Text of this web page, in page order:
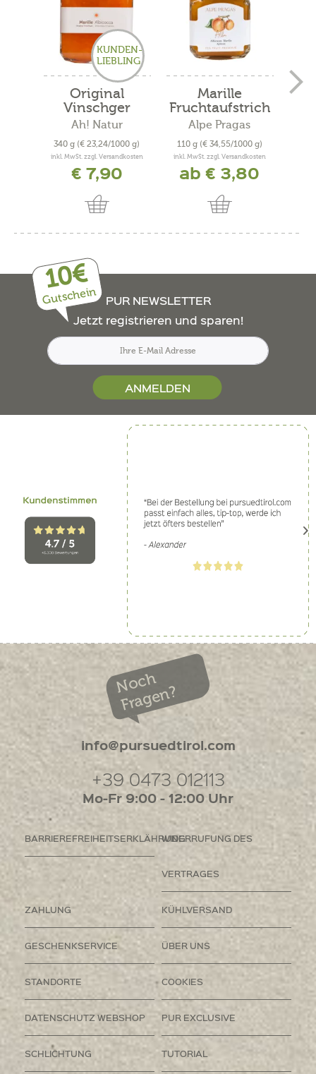
KUNDEN-
LIEBLING
Original
Vinschger
Marille...
Ah! Natur
340 g (€ 23,24/1000 g)
inkl. MwSt. zzgl. Versandkosten
€ 7,90
Marille
Fruchtaufstrich
Alpe Pragas
110 g (€ 34,55/1000 g)
inkl. MwSt. zzgl. Versandkosten
ab € 3,80
10€
Gutschein
PUR NEWSLETTER
Jetzt registrieren und sparen!
ANMELDEN
Noch
Fragen?
info@pursuedtirol.com
+39 0473 012113
Mo-Fr 9:00 - 12:00 Uhr
BARRIEREFREIHEITSERKLÄHRUNGWIDERRUFUNG DES
VERTRAGES
ZAHLUNG KÜHLVERSAND
GESCHENKSERVICE ÜBER UNS
STANDORTE COOKIES
DATENSCHUTZ WEBSHOP PUR EXCLUSIVE
SCHLICHTUNG TUTORIAL